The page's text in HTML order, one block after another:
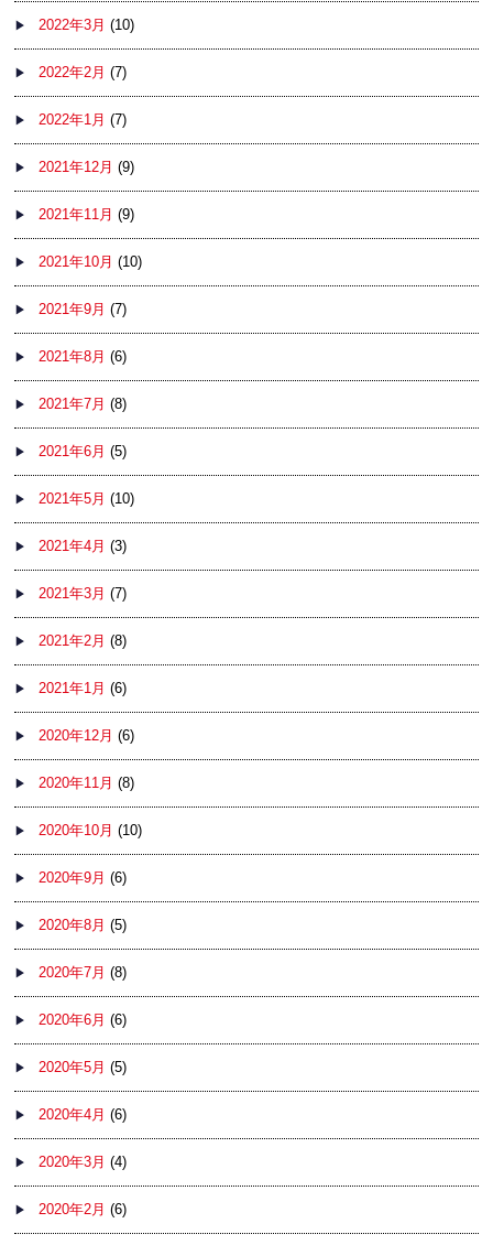
2022年3月 (10)
2022年2月 (7)
2022年1月 (7)
2021年12月 (9)
2021年11月 (9)
2021年10月 (10)
2021年9月 (7)
2021年8月 (6)
2021年7月 (8)
2021年6月 (5)
2021年5月 (10)
2021年4月 (3)
2021年3月 (7)
2021年2月 (8)
2021年1月 (6)
2020年12月 (6)
2020年11月 (8)
2020年10月 (10)
2020年9月 (6)
2020年8月 (5)
2020年7月 (8)
2020年6月 (6)
2020年5月 (5)
2020年4月 (6)
2020年3月 (4)
2020年2月 (6)